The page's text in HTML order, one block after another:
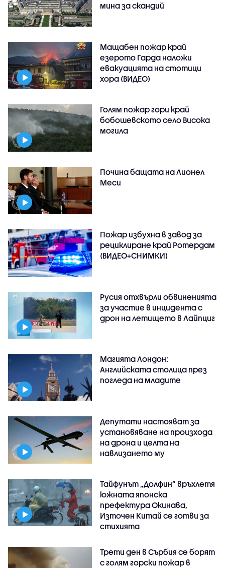
мина за скандий
Мащабен пожар край
езерото Гарда наложи
евакуацията на стотици
хора (ВИДЕО)
Голям пожар гори край
бобошевското село Висока
могила
Почина бащата на Лионел
Меси
Пожар избухна в завод за
рециклиране край Ротердам
(ВИДЕО+СНИМКИ)
Русия отхвърли обвиненията
за участие в инцидента с
дрон на летището в Лайпциг
Магията Лондон:
Английската столица през
погледа на младите
Депутати настояват за
установяване на произхода
на дрона и целта на
навлизането му
Тайфунът „Долфин” връхлетя
южната японска
префектура Окинава,
Източен Китай се готви за
стихията
Трети ден в Сърбия се борят
с голям горски пожар в